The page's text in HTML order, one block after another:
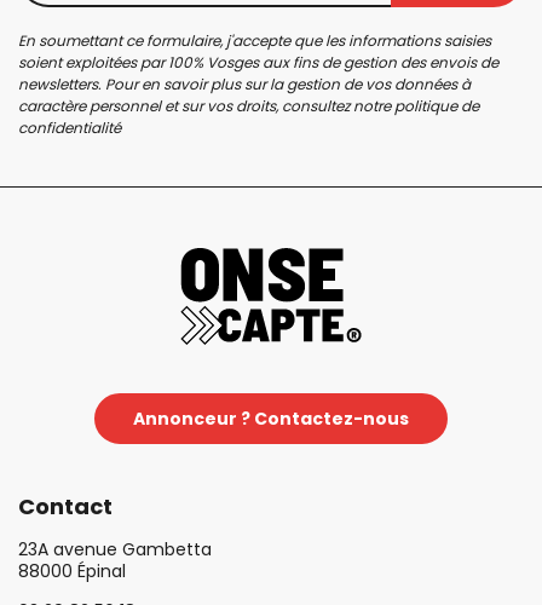
En soumettant ce formulaire, j'accepte que les informations saisies
soient exploitées par 100% Vosges aux fins de gestion des envois de
newsletters. Pour en savoir plus sur la gestion de vos données à
caractère personnel et sur vos droits, consultez notrepolitique de
confidentialité
Annonceur ? Contactez-nous
Contact
23A avenue Gambetta
88000 Épinal